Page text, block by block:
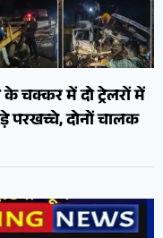
चक्कर में दो ट्रेलरों में
परखच्चे, दोनों चालक